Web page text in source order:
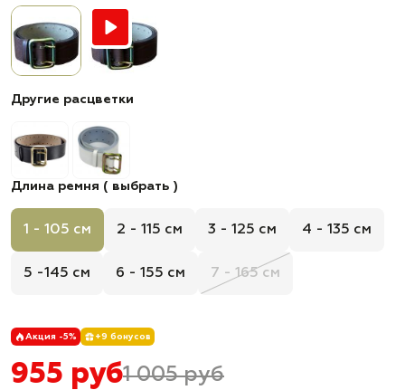
Другие расцветки
Длина ремня ( выбрать )
1 - 105 см 2 - 115 см 3 - 125 см 4 - 135 см
5 -145 см 6 - 155 см 7 - 165 см
Акция -5% +9 бонусов
955 руб1 005 руб